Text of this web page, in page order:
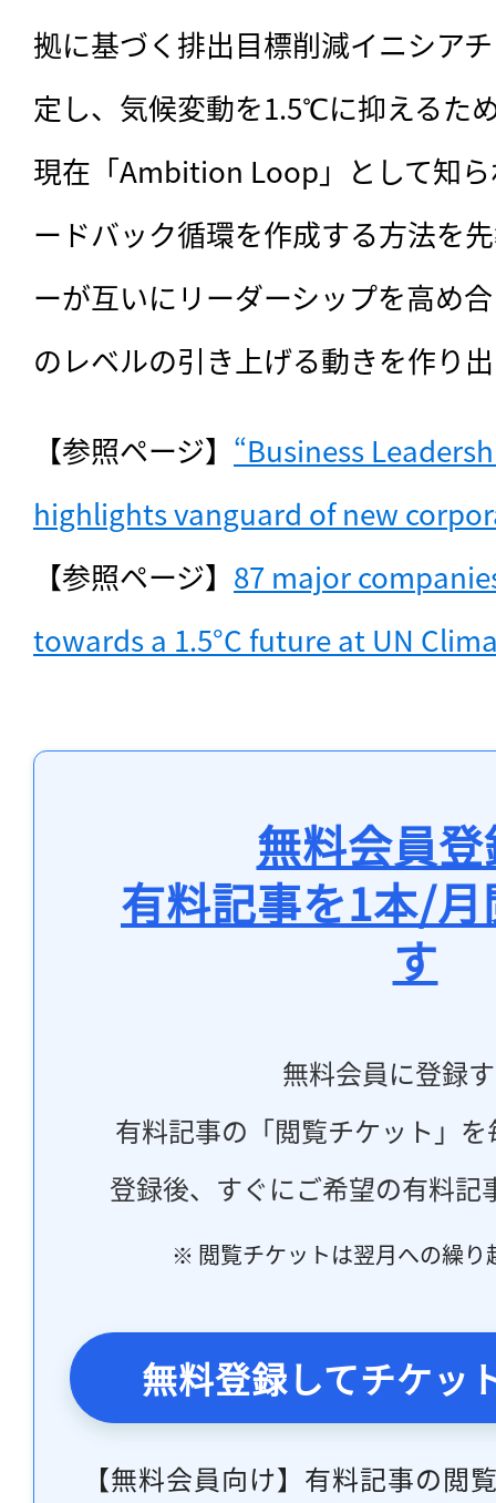
拠に基づく排出目標削減イニシア
定し、気候変動を1.5℃に抑えるた
現在「Ambition Loop」として知
ードバック循環を作成する方法を
ーが互いにリーダーシップを高め
のレベルの引き上げる動きを作り
【参照ページ】 “Business
highlights vanguard of new
【参照ページ】 87 major
towards a 1.5°C future at UN
無料会員
有料記事を1本/
す
無料会員に登録
有料記事の「閲覧チケット」
登録後、すぐにご希望の有料記
※ 閲覧チケットは翌月への繰り
無料登録してチケッ
【無料会員向け】有料記事の閲